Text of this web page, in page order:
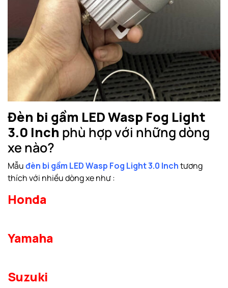
Đèn bi gầm LED Wasp Fog Light
3.0 Inch phù hợp với những dòng
xe nào?
Mẫuđèn bi gầm LED Wasp Fog Light 3.0 Inchtương
thích với nhiều dòng xe như :
Honda
Yamaha
Suzuki